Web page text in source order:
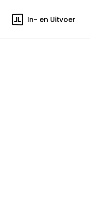
In- en Uitvoer